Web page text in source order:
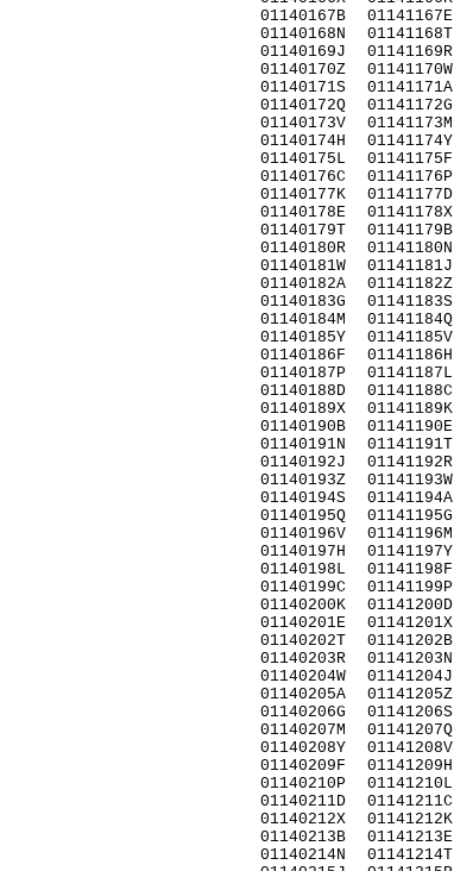
01140167B
01140168N
01140169J
01140170Z
01140171S
01140172Q
01140173V
01140174H
01140175L
01140176C
01140177K
01140178E
01140179T
01140180R
01140181W
01140182A
01140183G
01140184M
01140185Y
01140186F
01140187P
01140188D
01140189X
01140190B
01140191N
01140192J
01140193Z
01140194S
01140195Q
01140196V
01140197H
01140198L
01140199C
01140200K
01140201E
01140202T
01140203R
01140204W
01140205A
01140206G
01140207M
01140208Y
01140209F
01140210P
01140211D
01140212X
01140213B
01140214N
01141167E
01141168T
01141169R
01141170W
01141171A
01141172G
01141173M
01141174Y
01141175F
01141176P
01141177D
01141178X
01141179B
01141180N
01141181J
01141182Z
01141183S
01141184Q
01141185V
01141186H
01141187L
01141188C
01141189K
01141190E
01141191T
01141192R
01141193W
01141194A
01141195G
01141196M
01141197Y
01141198F
01141199P
01141200D
01141201X
01141202B
01141203N
01141204J
01141205Z
01141206S
01141207Q
01141208V
01141209H
01141210L
01141211C
01141212K
01141213E
01141214T